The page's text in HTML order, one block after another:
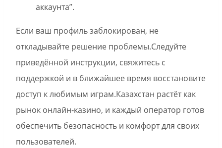
аккаунта”.
Если ваш профиль заблокирован, не
откладывайте решение проблемы.Следуйте
приведённой инструкции, свяжитесь с
поддержкой и в ближайшее время восстановите
доступ к любимым играм.Казахстан растёт как
рынок онлайн‑казино, и каждый оператор готов
обеспечить безопасность и комфорт для своих
пользователей.